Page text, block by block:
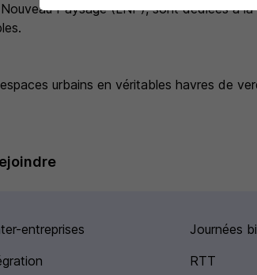
Paysage (LNP), sont dédiées à
urbains en véritables havres de
entreprises
Journées
RTT